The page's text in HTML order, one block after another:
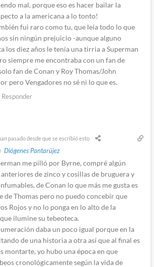
mal, porque eso es hacer bailar la
a la americana a lo tonto!
fui raro como tu, que leía todo lo que
sin ningún prejuicio -aunque alguno
los diez años le tenía una tirria a Superman
siempre me encontraba con un fan de
fan de Conan y Roy Thomas/John
pero Vengadores no sé ni lo que es.
Responder
pasado desde que se escribió esto
Diógenes Pantarújez
me pilló por Byrne, compré algún
de zinco y cosillas de bruguera y
de Conan lo que más me gusta es
de Thomas pero no puedo concebir que
Rojos y no lo ponga en lo alto de la
ilumine su tebeoteca.
daba un poco igual porque en la
de una historia a otra así que al final es
montarte, yo hubo una época en que
cronológicamente según la vida de